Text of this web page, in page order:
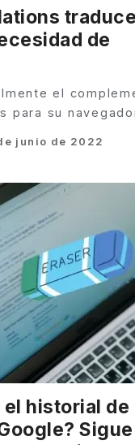
traduce
de
el
para su
junio de 2022
historial de
Sigue